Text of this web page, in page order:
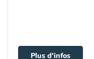
Plus d'infos